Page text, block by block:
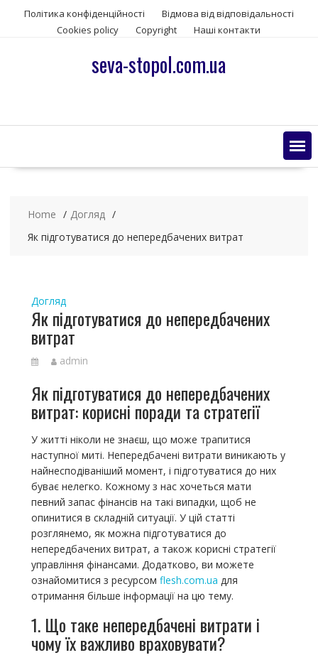
e
Політика конфіденційності
Відмова від відповідальності
Сookies policy
Copyright Наші контакти
seva-stopol.com.ua
Home
Догляд
Як підготуватися до непередбачених витрат
Догляд
Як підготуватися до непередбачених
витрат
admin
Як підготуватися до непередбачених
витрат: корисні поради та стратегії
У житті ніколи не знаєш, що може трапитися
наступної миті. Непередбачені витрати виникають у
найнесподіваніший момент, і підготуватися до них
буває нелегко. Кожному з нас хочеться мати
певний запас фінансів на такі випадки, щоб не
опинитися в складній ситуації. У цій статті
розглянемо, як можна підготуватися до
непередбачених витрат, а також корисні стратегії
управління фінансами. Додатково, ви можете
ознайомитися з ресурсом flesh.com.ua для
отримання більше інформації на цю тему.
1. Що таке непередбачені витрати і
чому їх важливо враховувати?